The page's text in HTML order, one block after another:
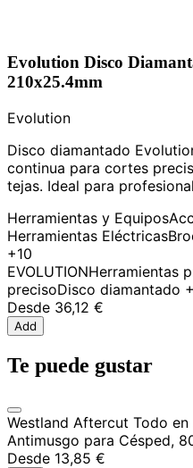
Evolution Disco
210x25.4mm
Evolution
Disco diamantado
continua para cortes
tejas. Ideal para
Herramientas y Equipos
Herramientas Eléctricas
+10
EVOLUTIONHerramientas
precisoDisco diamantado
Desde 36,12 €
Add
Te puede gustar
Westland Aftercut Todo
Antimusgo para Césped,
Desde 13,85 €